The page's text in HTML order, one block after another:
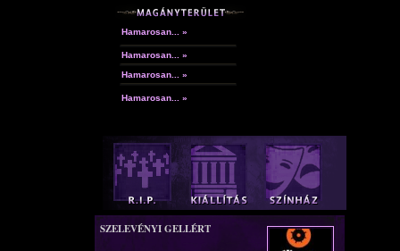
Hamarosan... »
Hamarosan... »
Hamarosan... »
Hamarosan... »
SZELEVÉNYI GELLÉRT